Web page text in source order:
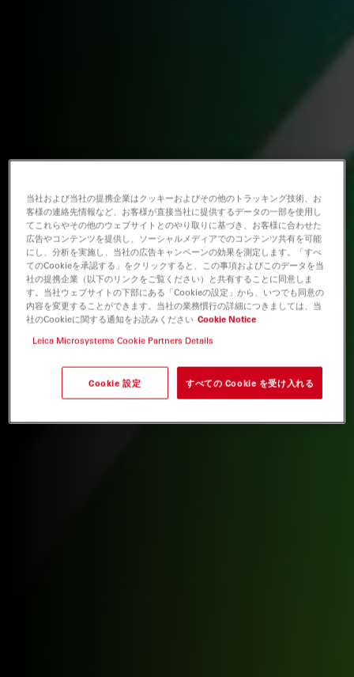
当社および当社の提携企業はクッキーおよびその他のトラッキング技術、お
客様の連絡先情報など、お客様が直接当社に提供するデータの一部を使用し
てこれらやその他のウェブサイトとのやり取りに基づき、お客様に合わせた
広告やコンテンツを提供し、ソーシャルメディアでのコンテンツ共有を可能
にし、分析を実施し、当社の広告キャンペーンの効果を測定します。「すべ
てのCookieを承認する」をクリックすると、この事項およびこのデータを当
社の提携企業（以下のリンクをご覧ください）と共有することに同意しま
す。当社ウェブサイトの下部にある「Cookieの設定」から、いつでも同意の
内容を変更することができます。当社の業務慣行の詳細につきましては、当
社のCookieに関する通知をお読みください Cookie Notice
Leica Microsystems Cookie Partners Details
Cookie 設定 すべての Cookie を受け入れる